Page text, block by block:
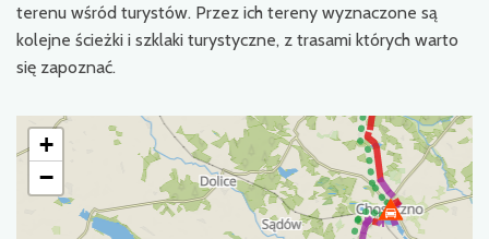
terenu wśród turystów. Przez ich tereny wyznaczone są
kolejne ścieżki i szklaki turystyczne, z trasami których warto
się zapoznać.
+
−